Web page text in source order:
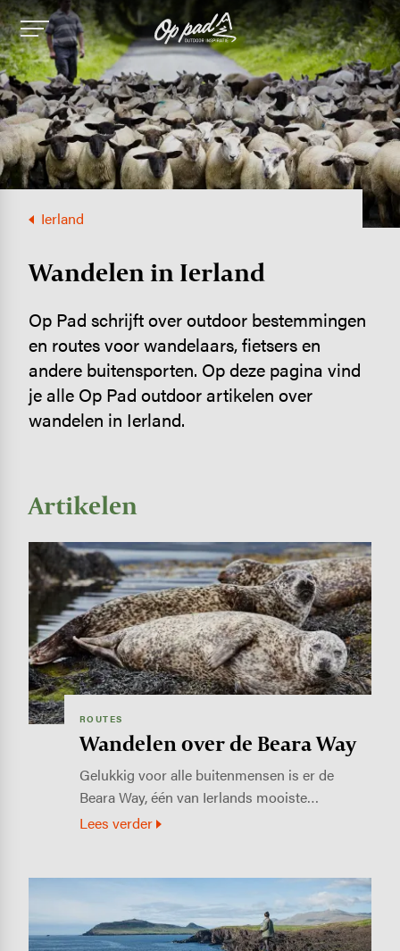
Image
Ierland
Wandelen in Ierland
Op Pad schrijft over outdoor bestemmingen
en routes voor wandelaars, fietsers en
andere buitensporten. Op deze pagina vind
je alle Op Pad outdoor artikelen over
wandelen in Ierland.
Artikelen
Image
ROUTES
Wandelen over de Beara Way
Gelukkig voor alle buitenmensen is er de
Beara Way, één van Ierlands mooiste…
Lees verder